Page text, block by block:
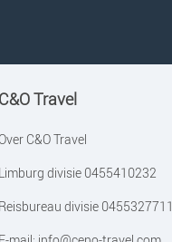
C&O Travel
C&O Travel
Limburg divisie0455410232
Reisbureau divisie0455327711